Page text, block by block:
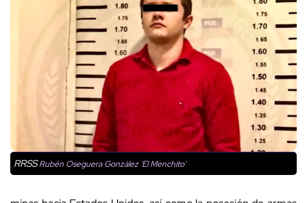
RRSSRubén Oseguera González 'El Menchito'